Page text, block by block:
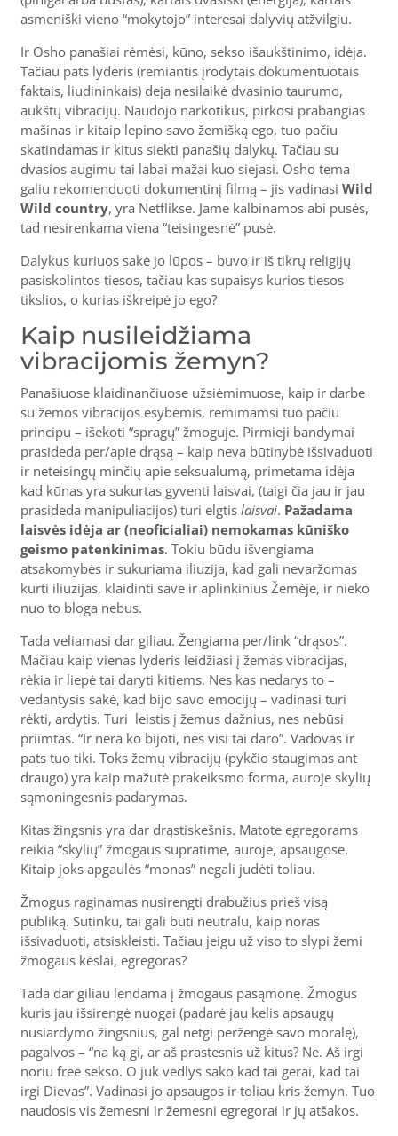
asmeniški vieno “mokytojo” interesai dalyvių atžvilgiu.
Ir Osho panašiai rėmėsi, kūno, sekso išaukštinimo, idėja.
Tačiau pats lyderis (remiantis įrodytais dokumentuotais
faktais, liudininkais) deja nesilaikė dvasinio taurumo,
aukštų vibracijų. Naudojo narkotikus, pirkosi prabangias
mašinas ir kitaip lepino savo žemišką ego, tuo pačiu
skatindamas ir kitus siekti panašių dalykų. Tačiau su
dvasios augimu tai labai mažai kuo siejasi. Osho tema
galiu rekomenduoti dokumentinį filmą – jis vadinasi Wild
Wild country, yra Netflikse. Jame kalbinamos abi pusės,
tad nesirenkama viena “teisingesnė” pusė.
Dalykus kuriuos sakė jo lūpos – buvo ir iš tikrų religijų
pasiskolintos tiesos, tačiau kas supaisys kurios tiesos
tikslios, o kurias iškreipė jo ego?
Kaip nusileidžiama
vibracijomis žemyn?
Panašiuose klaidinančiuose užsiėmimuose, kaip ir darbe
su žemos vibracijos esybėmis, remimamsi tuo pačiu
principu – išekoti “spragų” žmoguje. Pirmieji bandymai
prasideda per/apie drąsą – kaip neva būtinybė išsivaduoti
ir neteisingų minčių apie seksualumą, primetama idėja
kad kūnas yra sukurtas gyventi laisvai, (taigi čia jau ir jau
prasideda manipuliacijos) turi elgtis laisvai. Pažadama
laisvės idėja ar (neoficialiai) nemokamas kūniško
geismo patenkinimas. Tokiu būdu išvengiama
atsakomybės ir sukuriama iliuzija, kad gali nevaržomas
kurti iliuzijas, klaidinti save ir aplinkinius Žemėje, ir nieko
nuo to bloga nebus.
Tada veliamasi dar giliau. Žengiama per/link “drąsos”.
Mačiau kaip vienas lyderis leidžiasi į žemas vibracijas,
rėkia ir liepė tai daryti kitiems. Nes kas nedarys to –
vedantysis sakė, kad bijo savo emocijų – vadinasi turi
rėkti, ardytis. Turi leistis į žemus dažnius, nes nebūsi
priimtas. “Ir nėra ko bijoti, nes visi tai daro”. Vadovas ir
pats tuo tiki. Toks žemų vibracijų (pykčio staugimas ant
draugo) yra kaip mažutė prakeiksmo forma, auroje skylių
sąmoningesnis padarymas.
Kitas žingsnis yra dar drąstiskešnis. Matote egregorams
reikia “skylių” žmogaus supratime, auroje, apsaugose.
Kitaip joks apgaulės “monas” negali judėti toliau.
Žmogus raginamas nusirengti drabužius prieš visą
publiką. Sutinku, tai gali būti neutralu, kaip noras
išsivaduoti, atsiskleisti. Tačiau jeigu už viso to slypi žemi
žmogaus kėslai, egregoras?
Tada dar giliau lendama į žmogaus pasąmonę. Žmogus
kuris jau išsirengė nuogai (padarė jau kelis apsaugų
nusiardymo žingsnius, gal netgi peržengė savo moralę),
pagalvos – “na ką gi, ar aš prastesnis už kitus? Ne. Aš irgi
noriu free sekso. O juk vedlys sako kad tai gerai, kad tai
irgi Dievas”. Vadinasi jo apsaugos ir toliau kris žemyn. Tuo
naudosis vis žemesni ir žemesni egregorai ir jų atšakos.